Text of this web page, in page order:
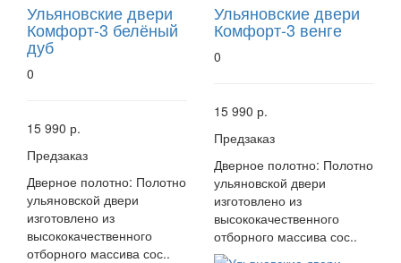
Ульяновские двери
Комфорт-3 белёный
дуб
0
15 990 р.
Предзаказ
Дверное полотно: Полотно
ульяновской двери
изготовлено из
высококачественного
отборного массива сос..
Ульяновские двери
Комфорт-3 венге
0
15 990 р.
Предзаказ
Дверное полотно: Полотно
ульяновской двери
изготовлено из
высококачественного
отборного массива сос..